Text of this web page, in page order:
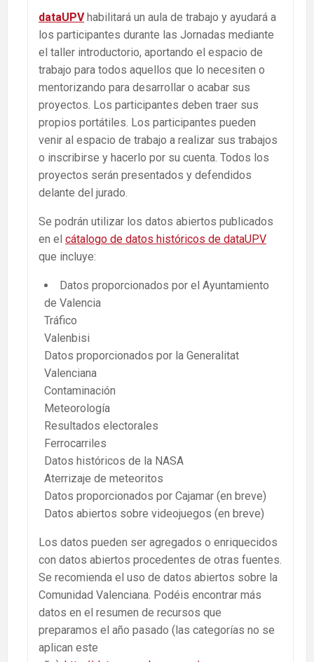
dataUPVhabilitará un aula de trabajo y ayudará a
los participantes durante las Jornadas mediante
el taller introductorio, aportando el espacio de
trabajo para todos aquellos que lo necesiten o
mentorizando para desarrollar o acabar sus
proyectos. Los participantes deben traer sus
propios portátiles. Los participantes pueden
venir al espacio de trabajo a realizar sus trabajos
o inscribirse y hacerlo por su cuenta. Todos los
proyectos serán presentados y defendidos
delante del jurado.
Se podrán utilizar los datos abiertos publicados
en el cátalogo de datos históricos de dataUPV
que incluye:
Datos proporcionados por el Ayuntamiento
de Valencia
Tráfico
Valenbisi
Datos proporcionados por la Generalitat
Valenciana
Contaminación
Meteorología
Resultados electorales
Ferrocarriles
Datos históricos de la NASA
Aterrizaje de meteoritos
Datos proporcionados por Cajamar (en breve)
Datos abiertos sobre videojuegos (en breve)
Los datos pueden ser agregados o enriquecidos
con datos abiertos procedentes de otras fuentes.
Se recomienda el uso de datos abiertos sobre la
Comunidad Valenciana. Podéis encontrar más
datos en el resumen de recursos que
preparamos el año pasado (las categorías no se
aplican este